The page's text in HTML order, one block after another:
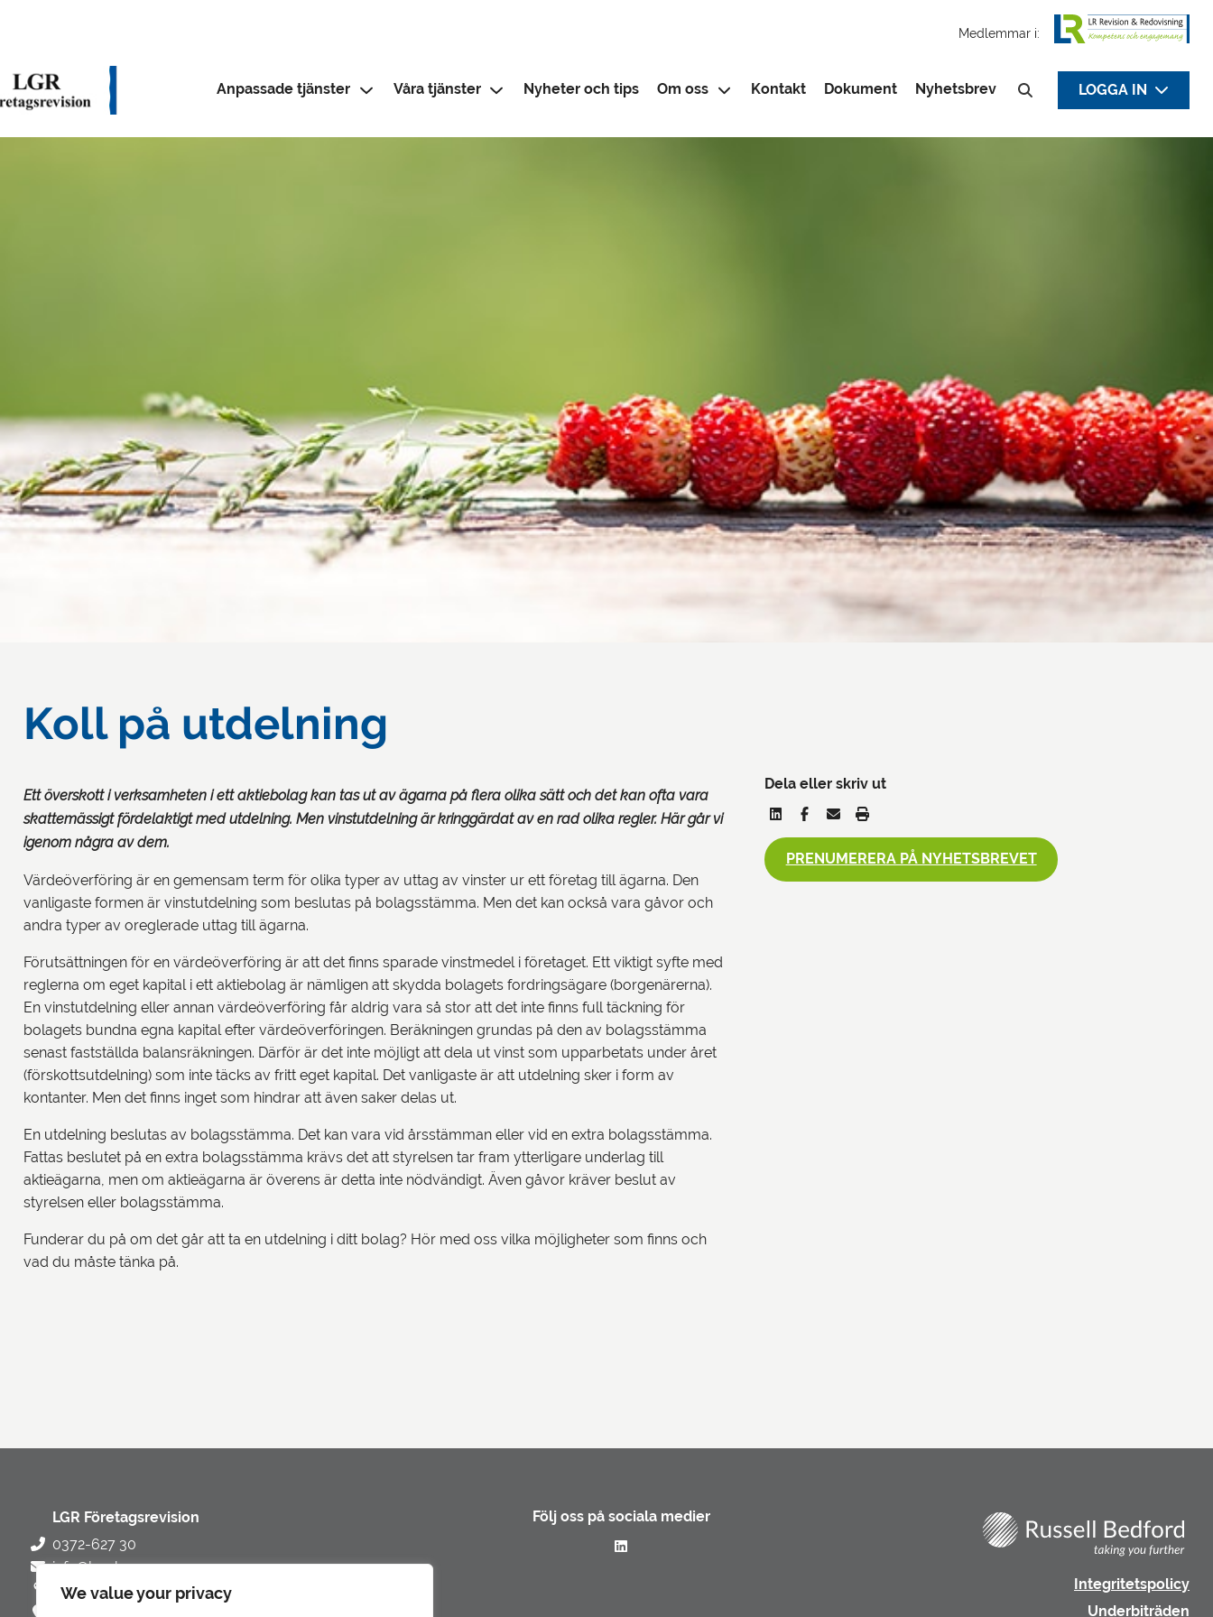
We value your privacy
Medlemmar i:
Anpassade tjänster Våra tjänster Nyheter och tips Om oss Kontakt Dokument Nyhetsbrev
Sök efter:
LOGGA IN
Koll på utdelning
Ett överskott i verksamheten i ett aktiebolag kan tas ut av ägarna på flera olika sätt och det kan ofta vara
skattemässigt fördelaktigt med utdelning. Men vinstutdelning är kringgärdat av en rad olika regler. Här går vi
igenom några av dem.
Värdeöverföring är en gemensam term för olika typer av uttag av vinster ur ett företag till ägarna. Den
vanligaste formen är vinstutdelning som beslutas på bolagsstämma. Men det kan också vara gåvor och
andra typer av oreglerade uttag till ägarna.
Förutsättningen för en värdeöverföring är att det finns sparade vinstmedel i företaget. Ett viktigt syfte med
reglerna om eget kapital i ett aktiebolag är nämligen att skydda bolagets fordringsägare (borgenärerna).
En vinstutdelning eller annan värdeöverföring får aldrig vara så stor att det inte finns full täckning för
bolagets bundna egna kapital efter värdeöverföringen. Beräkningen grundas på den av bolagsstämma
senast fastställda balansräkningen. Därför är det inte möjligt att dela ut vinst som upparbetats under året
(förskottsutdelning) som inte täcks av fritt eget kapital. Det vanligaste är att utdelning sker i form av
kontanter. Men det finns inget som hindrar att även saker delas ut.
En utdelning beslutas av bolagsstämma. Det kan vara vid årsstämman eller vid en extra bolagsstämma.
Fattas beslutet på en extra bolagsstämma krävs det att styrelsen tar fram ytterligare underlag till
aktieägarna, men om aktieägarna är överens är detta inte nödvändigt. Även gåvor kräver beslut av
styrelsen eller bolagsstämma.
Funderar du på om det går att ta en utdelning i ditt bolag? Hör med oss vilka möjligheter som finns och
vad du måste tänka på.
Dela eller skriv ut
PRENUMERERA PÅ NYHETSBREVET
LGR Företagsrevision
0372-627 30
info@lgrab.se
Gängesvägen 12 C, 341 31 Ljungby, Sverige
Följ oss på sociala medier
Integritetspolicy
Underbiträden